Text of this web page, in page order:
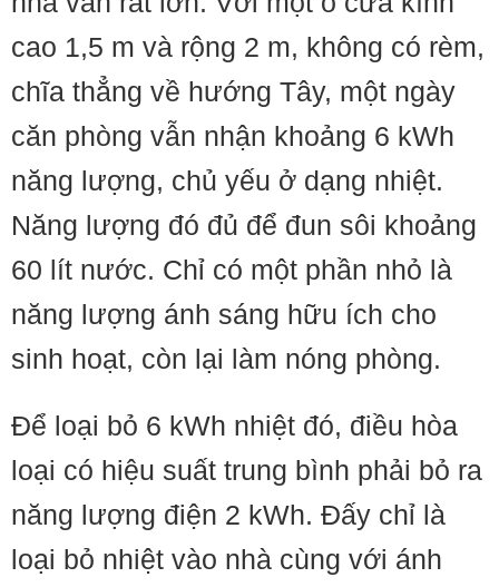
cao 1,5 m và rộng 2 m, không có rèm,
chĩa thẳng về hướng Tây, một ngày
căn phòng vẫn nhận khoảng 6 kWh
năng lượng, chủ yếu ở dạng nhiệt.
Năng lượng đó đủ để đun sôi khoảng
60 lít nước. Chỉ có một phần nhỏ là
năng lượng ánh sáng hữu ích cho
sinh hoạt, còn lại làm nóng phòng.
Để loại bỏ 6 kWh nhiệt đó, điều hòa
loại có hiệu suất trung bình phải bỏ ra
năng lượng điện 2 kWh. Đấy chỉ là
loại bỏ nhiệt vào nhà cùng với ánh